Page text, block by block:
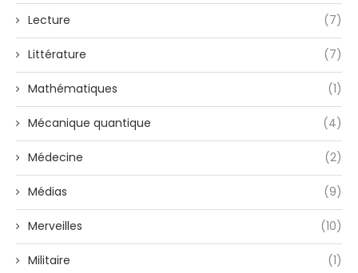
Lecture (7)
Littérature (7)
Mathématiques (1)
Mécanique quantique (4)
Médecine (2)
Médias (9)
Merveilles (10)
Militaire (1)